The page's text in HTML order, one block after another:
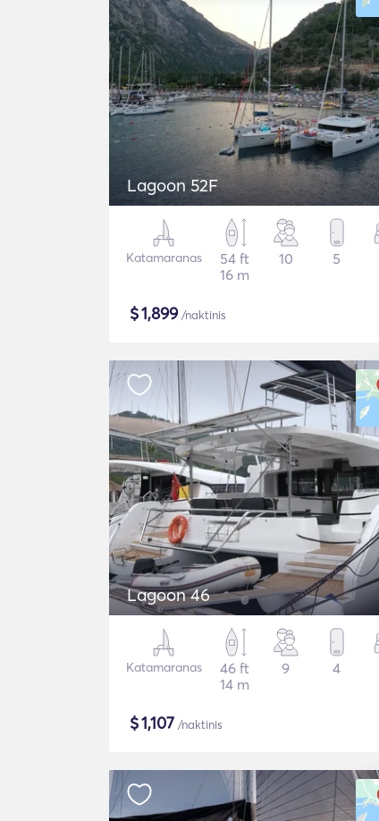
Lagoon 52F
Katamaranas
54 ft
16 m
10 5
$1,899/naktinis
Lagoon 46
Katamaranas
46 ft
14 m
9 4
$1,107 /naktinis